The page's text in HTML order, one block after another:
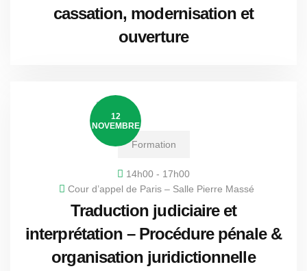
cassation, modernisation et
ouverture
12
NOVEMBRE
Formation
14h00 - 17h00
Cour d’appel de Paris – Salle Pierre Massé
Traduction judiciaire et
interprétation – Procédure pénale &
organisation juridictionnelle